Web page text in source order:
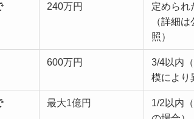
240万円
定められ
（詳細
照）
600万円
3/4以内
模により
最大1億円
1/2以内